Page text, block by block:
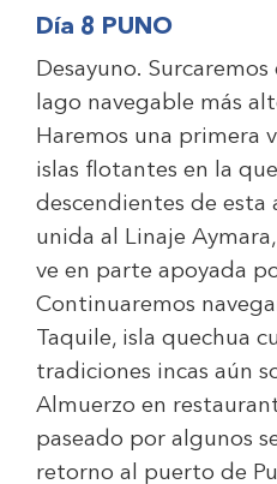
Día 8 PUNO
Desayuno.
lago navegable más
Haremos una primera
islas flotantes en la
descendientes de esta
unida al Linaje
ve en parte apoyada
Continuaremos
Taquile, isla quechua
tradiciones incas aún
Almuerzo en
paseado por algunos
retorno al puerto de